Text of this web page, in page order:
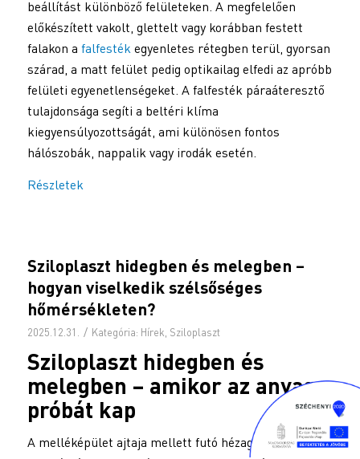
beállítást különböző felületeken. A megfelelően
előkészített vakolt, glettelt vagy korábban festett
falakon a falfestékegyenletes rétegben terül, gyorsan
szárad, a matt felület pedig optikailag elfedi az apróbb
felületi egyenetlenségeket. A falfesték páraáteresztő
tulajdonsága segíti a beltéri klíma
kiegyensúlyozottságát, ami különösen fontos
hálószobák, nappalik vagy irodák esetén.
Részletek
Sziloplaszt hidegben és melegben –
hogyan viselkedik szélsőséges
hőmérsékleten?
2025.12.31. / Kategória: Hírek Sziloplaszt
Sziloplaszt hidegben és
melegben – amikor az anyag
próbát kap
A melléképület ajtaja mellett futó hézag évek óta